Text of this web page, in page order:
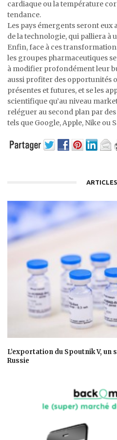
cardiaque ou la température
tendance.
Les pays émergents seront eux
de la technologie, qui palliera à
Enfin, face à ces
les groupes pharmaceutiques
à modifier profondément leur
aussi profiter des opportunités
présentes et futures, et se les
scientifique qu’au niveau
reléguer au second plan par
tels que Google, Apple, Nike ou
L’exportation du Spoutnik V,
Russie